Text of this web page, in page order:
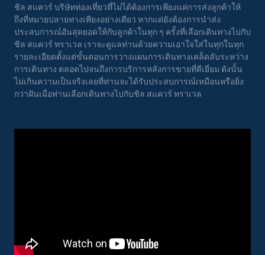
ชิล สแควร์ บริษัทท่องเที่ยวที่ไม่ได้ต้องการเพียงแค่การส่งลูกค้าให้
ถึงที่หมายปลายทางเพียงอย่างเดียว หากแต่ยังต้องการนำส่ง
ประสบการณ์อันสุดยอดให้กับลูกค้าในทุก ๆ ครั้งที่เลือกเดินทางไปกับ
ชิล สแควร์ ทราเวล เราจะดูแลท่านด้วยความเอาใจใส่ในทุกในทุก
รายละเอียดตั้งแต่ขั้นตอนการวางแผนการเดินทางเคล็ดลับระหว่าง
การเดินทาง ตลอดไปจนถึงการบริการหลังการขายที่ดีเยี่ยม ดังนั้น
ไม่เกินความเป็นจริงเลยที่ท่านจะได้รับประสบการณ์เหมือนหรือยิ่ง
กว่าฝันเมื่อท่านเลือกเดินทางไปกับชิล สแควร์ ทราเวล